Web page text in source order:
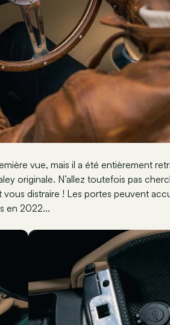
vue, mais il a été entièrement
originale. N’allez toutefois pas
distraire ! Les portes peuvent
en 2022...